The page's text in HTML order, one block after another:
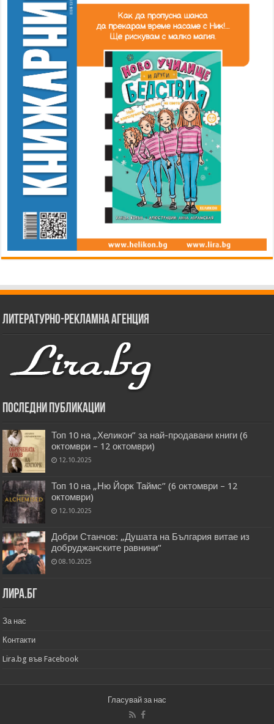
Литературно-рекламна агенция
Последни публикации
Топ 10 на „Хеликон” за най-продавани книги (6
октомври – 12 октомври)
12.10.2025
Топ 10 на „Ню Йорк Таймс” (6 октомври – 12
октомври)
12.10.2025
Добри Станчов: „Душата на България витае из
добруджанските равнини“
08.10.2025
Лира.бг
За нас
Контакти
Lira.bg във Facebook
Гласувай за нас